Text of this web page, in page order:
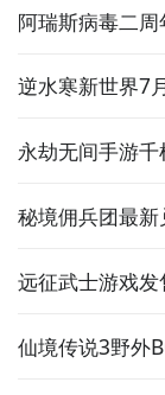
阿瑞斯病毒二
逆水寒新世界7
永劫无间手游
秘境佣兵团最
远征武士游戏
仙境传说3野外